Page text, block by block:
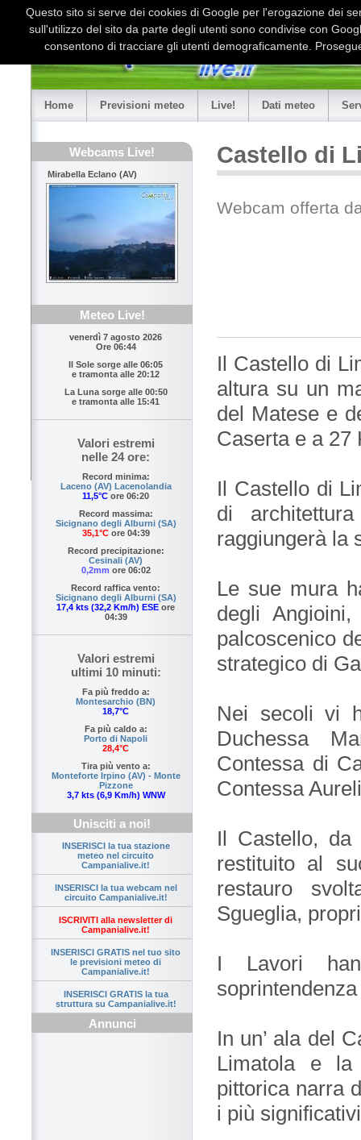
Home Previsioni meteo Live! Dati meteo
Webcams Live!
Mirabella Eclano (AV)
Meteo Live!
venerdì 7 agosto 2026
Ore 06:44
Il Sole sorge alle 06:05
e tramonta alle 20:12
La Luna sorge alle 00:50
e tramonta alle 15:41
Valori estremi
nelle 24 ore:
Record minima:
Laceno (AV) Lacenolandia
11,5°C ore 06:20
Record massima:
Sicignano degli Alburni (SA)
35,1°Core 04:39
Record precipitazione:
Cesinali (AV)
0,2mm ore 06:02
Record raffica vento:
Sicignano degli Alburni (SA)
17,4 kts (32,2 Km/h) ESE ore
04:39
Valori estremi
ultimi 10 minuti:
Fa più freddo a:
Montesarchio (BN)
18,7°C
Fa più caldo a:
Porto di Napoli
28,4°C
Tira più vento a:
Monteforte Irpino (AV) - Monte
Pizzone
3,7 kts (6,9 Km/h) WNW
Unisciti a noi!
INSERISCI la tua stazione
meteo nel circuito
Campanialive.it!
INSERISCI la tua webcam nel
circuito Campanialive.it!
ISCRIVITI alla newsletter di
Campanialive.it!
INSERISCI GRATIS nel tuo sito
le previsioni meteo di
Campanialive.it!
INSERISCI GRATIS la tua
struttura su Campanialive.it!
Annunci
Castello di
Webcam offerta
Il Castello di
altura su un
del Matese e
Caserta e a 27
Il Castello di
di
raggiungerà la
Le sue mura
degli
palcoscenico
strategico di
Nei secoli vi
Duchessa
Contessa di
Contessa
Il Castello,
restituito al
restauro
Sgueglia,
I Lavori
In un’ ala del
Limatola e la
pittorica narra
i più
Questo sito si serve dei cookies di Google per l'erogazione dei
sull'utilizzo del sito da parte degli utenti sono condivise con
consentono di tracciare gli utenti demograficamente.